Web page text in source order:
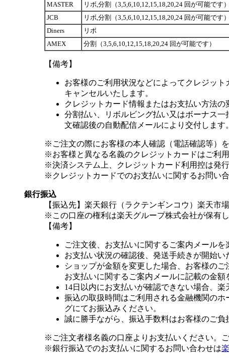
MASTER
リボ,分割（3,5,6,10,12,15,18,20,24 回が可能です）
JCB
リボ,分割（3,5,6,10,12,15,18,20,24 回が可能です）
Diners
リボ
AMEX
分割（3,5,6,10,12,15,18,20,24 回が可能です）
【備考】
お客様のご利用状況などによってクレジッ
キャンセルいたします。
クレジットカード情報またはお支払い方法
分割払い、リボルビング払い又はボーナス
文確認後の自動配信メールにより交付します。
※ご注文の際にお客様の本人確認（電話確認等）
※お客様と異なる名義のクレジットカードはご利用
※決済システム上、クレジットカード利用控は発行
※クレジットカードでのお支払いに関するお問い
銀行振込
【振込先】楽天銀行（ラクテンギンコウ）楽天市
※この口座の権利は楽天グループ株式会社が保有し
【備考】
ご注文後、お支払いに関するご案内メールを
お支払い状況の確認後、発送手続きが開始い
ショップが金額を変更した場合、お客様の
お支払いに関するご案内メールに記載の金額
14日以内にお支払いが確認できない場合、
振込の取扱時間はご利用される金融機関の
グにてお振込みください。
誠に勝手ながら、振込手数料はお客様のご負
※ご注文者様名義の口座よりお支払いください。
※銀行振込でのお支払いに関するお問い合わせは